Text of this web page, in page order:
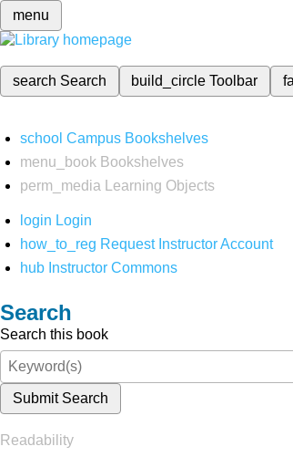
menu
search Search build_circleToolbar
school Campus Bookshelves
menu_book Bookshelves
perm_media
Learning Objects
login Login
how_to_reg Request Instructor Account
hub Instructor Commons
Search
Search this book
Submit Search
Readability